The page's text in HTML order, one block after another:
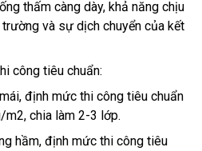
thấm càng dày, khả năng chịu
và sự dịch chuyển của kết
công tiêu chuẩn:
định mức thi công tiêu chuẩn
chia làm 2-3 lớp.
hầm, định mức thi công tiêu